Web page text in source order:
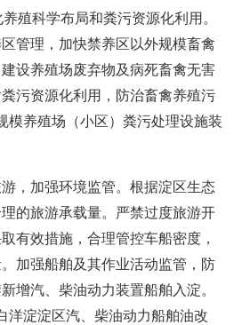
科学布局和粪污资源化利用。
管理，加快禁养区以外规模畜禽
设养殖场废弃物及病死畜禽无害
污资源化利用，防治畜禽养殖污
养殖场（小区）粪污处理设施装
加强环境监管。根据淀区生态
的旅游承载量。严禁过度旅游开
有效措施，合理管控车船密度，
加强船舶及其作业活动监管，防
增汽、柴油动力装置船舶入淀。
洋淀淀区汽、柴油动力船舶油改